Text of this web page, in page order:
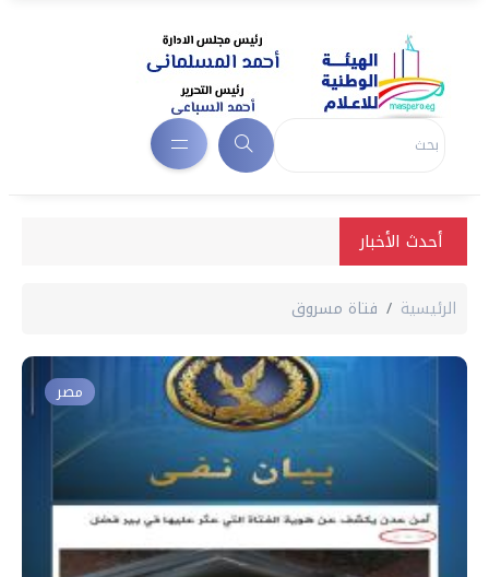
أحدث الأخبار
الرئيسية فتاة مسروق
مصر